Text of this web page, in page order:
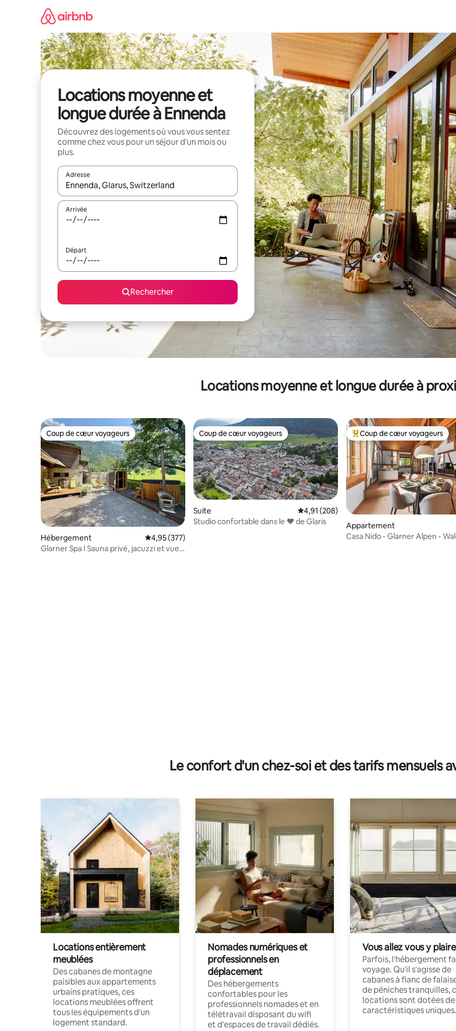
Locations moyenne et
longue durée à Ennenda
Découvrez des logements où vous vous sentez
comme chez vous pour un séjour d'un mois ou
plus.
Adresse
Lorsque les résultats s'affichent, utilisez les flèches vers le haut et vers le bas pour les parcourir ou en appuyant et en
Arrivée
Départ
Rechercher
Locations moyenne et longue durée à
Coup de cœur voyageurs
Coup de cœur voyageurs
Hébergement Évaluation moyenne sur la base de 377 commentaires : 4,95 sur 5
4,95 (377)
Glarner Spa I Sauna privé, jacuzzi et vue
Coup de cœur voyageurs
Coup de cœur voyageurs
Suite Évaluation moyenne sur la base de 208
4,91 (208)
Studio confortable dans le ❤ de Glaris
Coups de cœur voyageurs les
Coup de cœur voyageurs
Appartement
Casa Nido - Glarner Alpen -
Le confort d'un chez-soi et des tarifs mensuels
Locations entièrement
meublées
Des cabanes de montagne
paisibles aux appartements
urbains pratiques, ces
locations meublées offrent
tous les équipements d'un
logement standard.
Nomades numériques et
professionnels en
déplacement
Des hébergements
confortables pour les
professionnels nomades et en
télétravail disposant du wifi
et d'espaces de travail dédiés.
Vous allez vous y plaire
Parfois, l'hébergement
voyage. Qu'il s'agisse de
cabanes à flanc de
de péniches tranquilles,
locations sont dotées de
caractéristiques uniques.